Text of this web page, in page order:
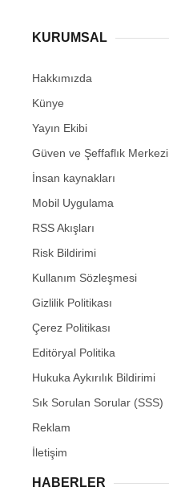
KURUMSAL
Hakkımızda
Künye
Yayın Ekibi
Güven ve Şeffaflık Merkezi
İnsan kaynakları
Mobil Uygulama
RSS Akışları
Risk Bildirimi
Kullanım Sözleşmesi
Gizlilik Politikası
Çerez Politikası
Editöryal Politika
Hukuka Aykırılık Bildirimi
Sık Sorulan Sorular (SSS)
Reklam
İletişim
HABERLER